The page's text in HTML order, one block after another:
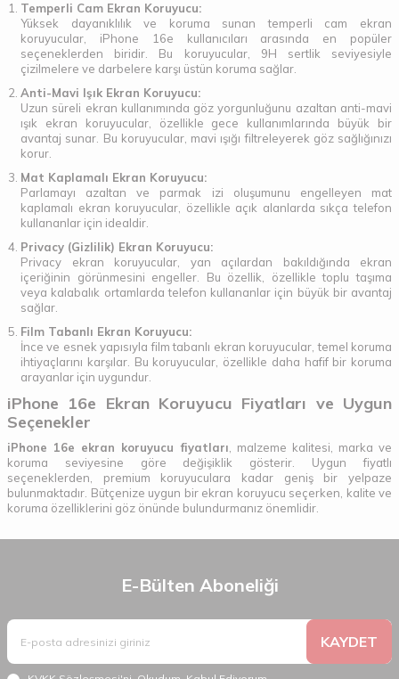
Temperli Cam Ekran Koruyucu:
Yüksek dayanıklılık ve koruma sunan temperli cam ekran
koruyucular, iPhone 16e kullanıcıları arasında en popüler
seçeneklerden biridir. Bu koruyucular, 9H sertlik seviyesiyle
çizilmelere ve darbelere karşı üstün koruma sağlar.
Anti-Mavi Işık Ekran Koruyucu:
Uzun süreli ekran kullanımında göz yorgunluğunu azaltan anti-mavi
ışık ekran koruyucular, özellikle gece kullanımlarında büyük bir
avantaj sunar. Bu koruyucular, mavi ışığı filtreleyerek göz sağlığınızı
korur.
Mat Kaplamalı Ekran Koruyucu:
Parlamayı azaltan ve parmak izi oluşumunu engelleyen mat
kaplamalı ekran koruyucular, özellikle açık alanlarda sıkça telefon
kullananlar için idealdir.
Privacy (Gizlilik) Ekran Koruyucu:
Privacy ekran koruyucular, yan açılardan bakıldığında ekran
içeriğinin görünmesini engeller. Bu özellik, özellikle toplu taşıma
veya kalabalık ortamlarda telefon kullananlar için büyük bir avantaj
sağlar.
Film Tabanlı Ekran Koruyucu:
İnce ve esnek yapısıyla film tabanlı ekran koruyucular, temel koruma
ihtiyaçlarını karşılar. Bu koruyucular, özellikle daha hafif bir koruma
arayanlar için uygundur.
iPhone 16e Ekran Koruyucu Fiyatları ve Uygun
Seçenekler
iPhone 16e ekran koruyucu fiyatları, malzeme kalitesi, marka ve
koruma seviyesine göre değişiklik gösterir. Uygun fiyatlı
seçeneklerden, premium koruyuculara kadar geniş bir yelpaze
bulunmaktadır. Bütçenize uygun bir ekran koruyucu seçerken, kalite ve
koruma özelliklerini göz önünde bulundurmanız önemlidir.
E-Bülten Aboneliği
KAYDET